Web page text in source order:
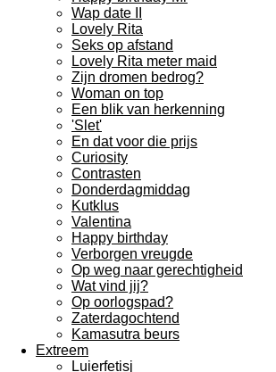
Wap date II
Lovely Rita
Seks op afstand
Lovely Rita meter maid
Zijn dromen bedrog?
Woman on top
Een blik van herkenning
'Slet'
En dat voor die prijs
Curiosity
Contrasten
Donderdagmiddag
Kutklus
Valentina
Happy birthday
Verborgen vreugde
Op weg naar gerechtigheid
Wat vind jij?
Op oorlogspad?
Zaterdagochtend
Kamasutra beurs
Extreem
Luierfetisj